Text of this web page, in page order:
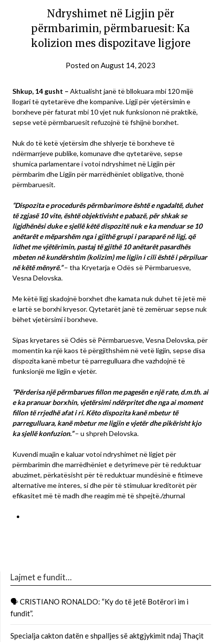
Ndryshimet në Ligjin për
përmbarimin, përmbaruesit: Ka
kolizion mes dispozitave ligjore
Posted onAugust 14, 2023
Shkup, 14 gusht – Aktualisht janë të bllokuara mbi 120 mijë
llogari të qytetarëve dhe kompanive. Ligji për vjetërsimin e
borxheve për faturat mbi 10 vjet nuk funksionon në praktikë,
sepse vetë përmbaruesit refuzojnë të fshijnë borxhet.
Nuk do të ketë vjetërsim dhe shlyerje të borxheve të
ndërmarrjeve publike, komunave dhe qytetarëve, sepse
shumica parlamentare i votoi ndryshimet në Ligjin për
përmbarim dhe Ligjin për marrëdhëniet obligative, thonë
përmbaruesit.
“Dispozita e procedurës përmbarimore është e ngadaltë, duhet
të zgjasë 10 vite, është objektivisht e pabazë, për shkak se
ligjdhënësi duke e sjellë këtë dispozitë nuk e ka menduar se 10
anëtarët e mëparshëm nga i gjithë grupi i paraparë në ligj, që
lidhet me vjëtërimin, pastaj të gjithë 10 anëtarët pasardhës
mbeten në kundërshtim (kolizim) me ligjin i cili është i përpiluar
në këtë mënyrë.”– tha Kryetarja e Odës së Përmbaruesve,
Vesna Delovska.
Me këtë ligj skadojnë borxhet dhe kamata nuk duhet të jetë më
e lartë se borxhi kryesor. Qytetarët janë të zemëruar sepse nuk
bëhet vjetërsimi i borxheve.
Sipas kryetares së Odës së Përmbaruesve, Vesna Delovska, për
momentin ka një kaos të përgjithshëm në vetë ligjin, sepse disa
dispozita kanë mbetur të parregulluara dhe vazhdojnë të
funksionjë me ligjin e vjetër.
“Përderisa një përmbarues fillon me pagesën e një rate, d.m.th. ai
e ka pranuar borxhin, vjetërsimi ndërpritet dhe nga ai moment
fillon të rrjedhë afat i ri. Këto dispozita kanë mbetur të
parregulluara, kanë mbetur me ligjin e vjetër dhe pikërisht kjo
ka sjellë konfuzion.”– u shpreh Delovska.
Kuvendi muajin e kaluar votoi ndryshimet në ligjet për
përmbarimin dhe marrëdhëniet e detyrimeve për të reduktuar
abuzimet, përkatësisht për të reduktuar mundësinë e fitimeve
alternative me interes, si dhe për të stimuluar kreditorët për
efikasitet më të madh dhe reagim më të shpejtë./zhurnal
Lajmet e fundit…
🗣 CRISTIANO RONALDO: “Ky do të jetë Botërori im i
fundit”.
Specialja cakton datën e shpalljes së aktgjykimit ndaj Thaçit